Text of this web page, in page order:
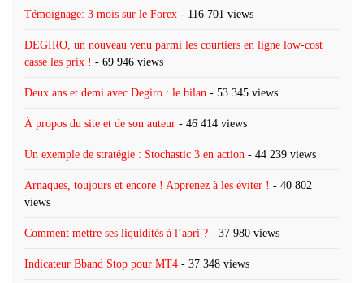
Témoignage: 3 mois sur le Forex - 116 701 views
DEGIRO, un nouveau venu parmi les courtiers en ligne low-cost
casse les prix ! - 69 946 views
Deux ans et demi avec Degiro : le bilan - 53 345 views
À propos du site et de son auteur - 46 414 views
Un exemple de stratégie : Stochastic 3 en action - 44 239 views
Arnaques, toujours et encore ! Apprenez à les éviter ! - 40 802
views
Comment mettre ses liquidités à l’abri ? - 37 980 views
Indicateur Bband Stop pour MT4 - 37 348 views